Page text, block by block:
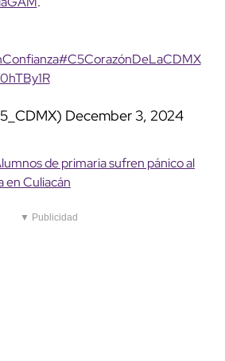
#C5CorazónDeLaCDMX
December 3, 2024
de primaria sufren pánico al
en Culiacán
▼ Publicidad